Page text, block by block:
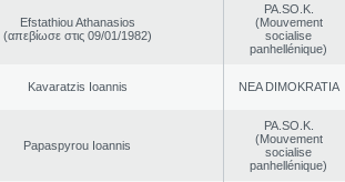
Efstathiou Athanasios
(απεβίωσε στις 09/01/1982)
PA.SO.K.
(Mouvement
socialise
panhellénique)
Kavaratzis Ioannis NEA DΙMOKRATIA
Papaspyrou Ioannis
PA.SO.K.
(Mouvement
socialise
panhellénique)